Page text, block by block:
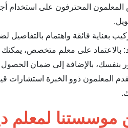
المحترفون على استخدام
بعناية فائقة واهتمام
بالاعتماد على معلم متخصص، يمكنك
بنفسك، بالإضافة إلى ضمان
المعلمون ذوو الخبرة استشارات
لمعلم